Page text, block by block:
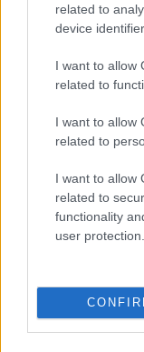
related to
device
I want to allow
related to
I want to allow
related to
I want to allow
related to
functionality
user protection.
QUOTAZIONI
Nome
Eureka Bridged
Gold (Terra
Kinza Babylon
Steakhouse EURCV
(STEAKEURCV)